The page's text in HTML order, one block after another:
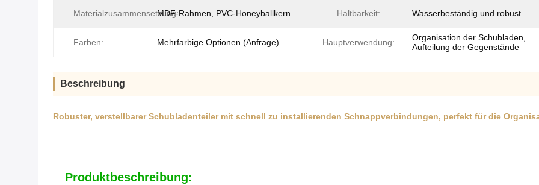
Materialzusammensetzung:MDF-Rahmen, PVC-Honeyballkern Haltbarkeit: Wasserbeständig und robust
Farben: Mehrfarbige Optionen (Anfrage) Hauptverwendung:
Organisation der Schubladen,
Aufteilung der Gegenstände
Beschreibung
Robuster, verstellbarer Schubladenteiler mit schnell zu installierenden Schnappverbindungen, perfekt für die
Produktbeschreibung: